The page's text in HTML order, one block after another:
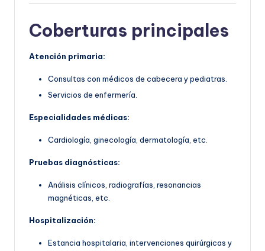
Coberturas principales
Atención primaria:
Consultas con médicos de cabecera y pediatras.
Servicios de enfermería.
Especialidades médicas:
Cardiología, ginecología, dermatología, etc.
Pruebas diagnósticas:
Análisis clínicos, radiografías, resonancias
magnéticas, etc.
Hospitalización:
Estancia hospitalaria, intervenciones quirúrgicas y